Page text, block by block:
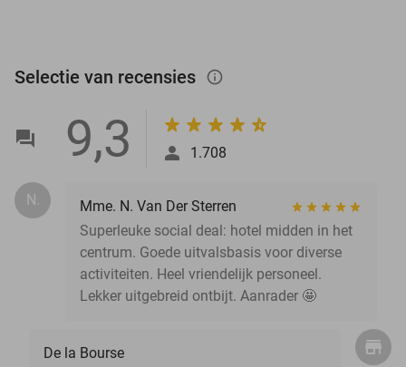
Selectie van recensies info_outlined
9,3 1.708
N.
Mme. N. Van Der Sterren
Superleuke social deal: hotel midden in het
centrum. Goede uitvalsbasis voor diverse
activiteiten. Heel vriendelijk personeel.
Lekker uitgebreid ontbijt. Aanrader 🤩
De la Bourse